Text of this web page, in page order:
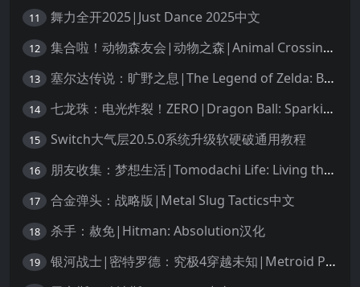
11 舞力全开2025|Just Dance 2025中文
12 集合啦！动物森友会|动物之森|Animal Crossing: New Horizons中文
13 塞尔达传说：旷野之息|The Legend of Zelda: Breath of the Wild中文
14 七龙珠：电光炸裂！ZERO|Dragon Ball: Sparking! Zero中文
15 Switch大气层20.5.0系统升级软硬破通用教程
16 朋友收集：梦想生活|Tomodachi Life: Living the Dream中文
17 合金弹头：战略版|Metal Slug Tactics中文
18 杀手：赦免|Hitman: Absolution汉化
19 银河战士|密特罗德：究极4穿越未知|Metroid Prime 4: Beyond中文